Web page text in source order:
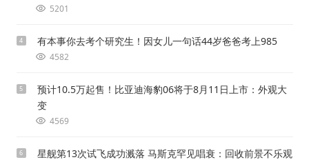
5201
4 有本事你去考个研究生！因女儿一句话44岁爸爸考上985
4582
5
预计10.5万起售！比亚迪海豹06将于8月11日上市：外观大
变
4569
6 星舰第13次试飞成功溅落 马斯克罕见唱衰：回收前景不乐观